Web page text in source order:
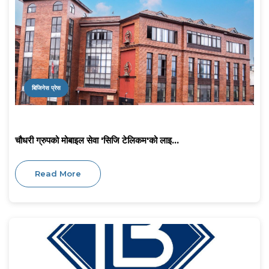
बिजिनेस प्रेस
चौधरी ग्रुपको मोबाइल सेवा 'सिजि टेलिकम'को लाइ...
Read More